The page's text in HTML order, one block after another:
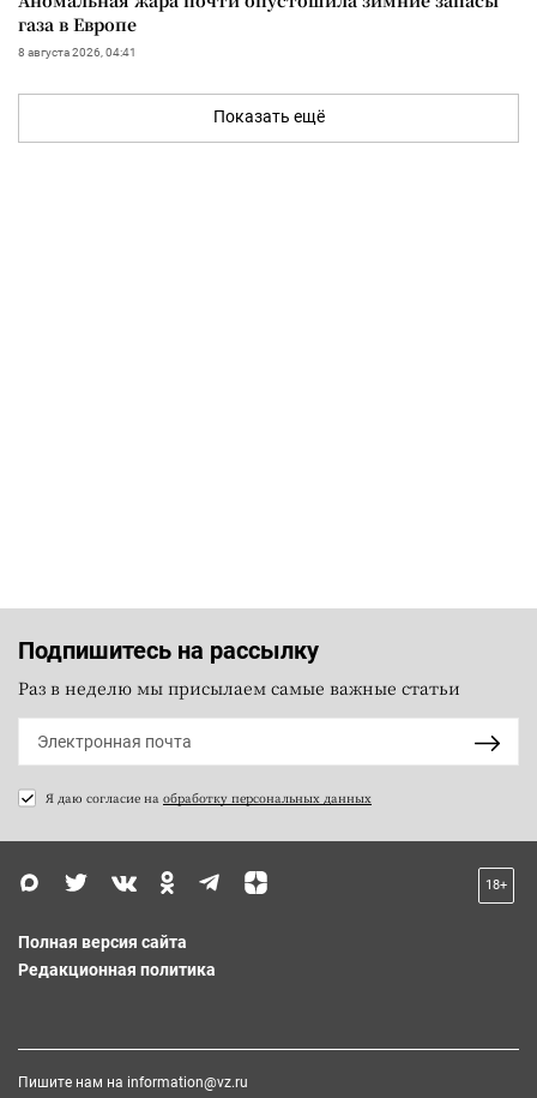
газа в Европе
8 августа 2026, 04:41
Показать ещё
Подпишитесь на рассылку
Раз в неделю мы присылаем самые важные статьи
Я даю согласие на обработку персональных данных
18+
Полная версия сайта
Редакционная политика
Пишите нам на information@vz.ru